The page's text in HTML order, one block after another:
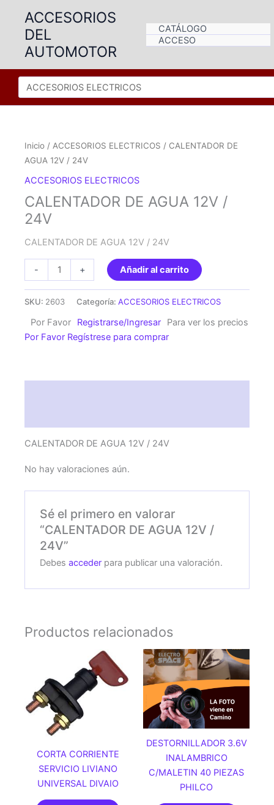
contenido
ACCESORIOS
DEL
AUTOMOTOR
CATÁLOGO
ACCESO
Inicio / ACCESORIOS ELECTRICOS / CALENTADOR DE
AGUA 12V / 24V
ACCESORIOS ELECTRICOS
CALENTADOR DE AGUA 12V /
24V
CALENTADOR DE AGUA 12V / 24V
-
CALENTADOR
DE
24V
+ Añadir al carrito
SKU: 2603 Categoría: ACCESORIOS ELECTRICOS
Por Favor Registrarse/Ingresar
Para ver los precios
Por Favor Regístrese para comprar
CALENTADOR DE AGUA 12V / 24V
No hay valoraciones aún.
Sé el primero en valorar
“CALENTADOR DE AGUA 12V /
24V”
Debesacceder para publicar una valoración.
Productos relacionados
CORTA CORRIENTE
SERVICIO LIVIANO
UNIVERSAL DIVAIO
DESTORNILLADOR 3.6V
INALAMBRICO
C/MALETIN 40 PIEZAS
PHILCO